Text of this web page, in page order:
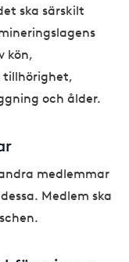
ska särskilt
kön,
tillhörighet,
och ålder.
medlemmar
Medlem ska